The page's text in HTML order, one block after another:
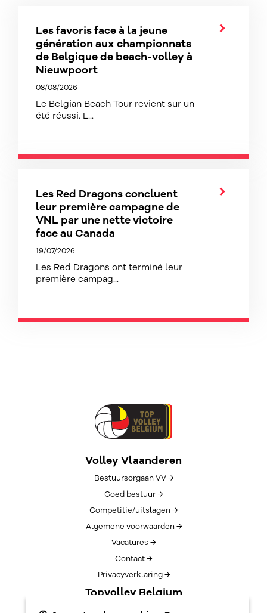
Les favoris face à la jeune
génération aux championnats
de Belgique de beach-volley à
Nieuwpoort
08/08/2026
Le Belgian Beach Tour revient sur un
été réussi. L...
Les Red Dragons concluent
leur première campagne de
VNL par une nette victoire
face au Canada
19/07/2026
Les Red Dragons ont terminé leur
première campag...
Volley Vlaanderen
Bestuursorgaan VV →
Goed bestuur →
Competitie/uitslagen →
Algemene voorwaarden →
Vacatures →
Contact →
Privacyverklaring →
Topvolley Belgium
Over TopVolleyBelgium →